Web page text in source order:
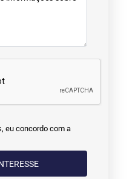
eu concordo com a
INTERESSE